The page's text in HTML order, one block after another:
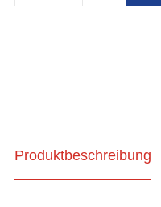
Produktbeschreibung